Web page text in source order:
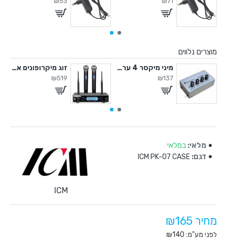
מוצרים נלווים
מיני מיקסר 4 ערוצים
₪137
זוג מיקרופונים אלחוטיים
₪519
מלאי: במלאי
דגם: ICM PK-07 CASE
ICM
מחיר ₪165
לפני מע"מ: ₪140